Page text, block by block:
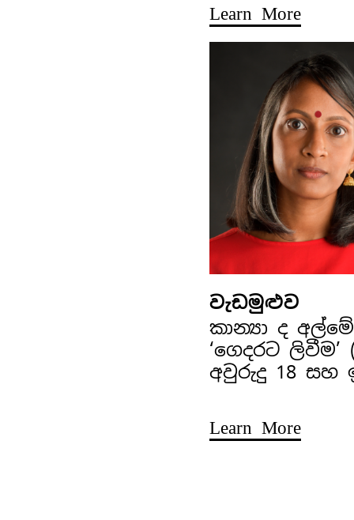
Learn More
වැඩමුළුව
කාන්‍යා ද
‘ගෙදරට ලිවීම’
අවුරුදු 18 සහ
Learn More